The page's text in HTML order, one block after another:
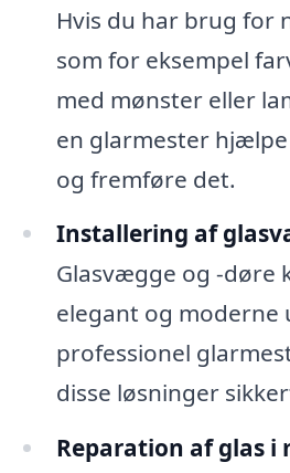
Hvis du har brug for
som for eksempel
med mønster eller
en glarmester
og fremføre det.
Installering af
Glasvægge og -døre
elegant og moderne
professionel
disse løsninger
Reparation af glas i